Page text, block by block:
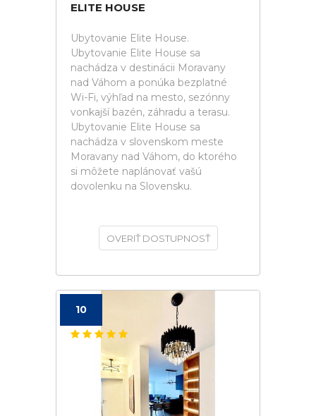
ELITE HOUSE
Ubytovanie Elite House.
Ubytovanie Elite House sa
nachádza v destinácii Moravany
nad Váhom a ponúka bezplatné
Wi-Fi, výhľad na mesto, sezónny
vonkajší bazén, záhradu a terasu.
Ubytovanie Elite House sa
nachádza v slovenskom meste
Moravany nad Váhom, do ktorého
si môžete naplánovať vašú
dovolenku na Slovensku.
OVERIŤ DOSTUPNOSŤ
10